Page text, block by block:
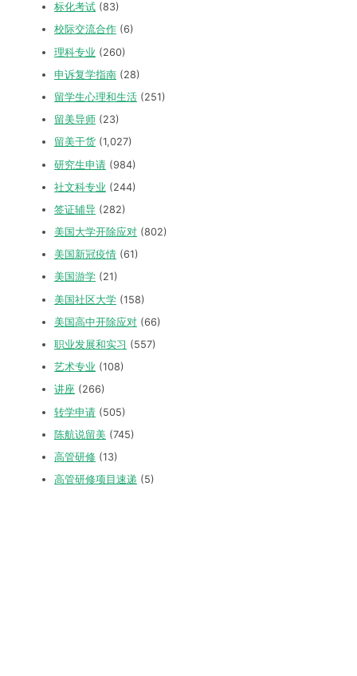
标化考试 (83)
校际交流合作 (6)
理科专业 (260)
申诉复学指南 (28)
留学生心理和生活 (251)
留美导师 (23)
留美干货 (1,027)
研究生申请 (984)
社文科专业 (244)
签证辅导 (282)
美国大学开除应对 (802)
美国新冠疫情 (61)
美国游学 (21)
美国社区大学 (158)
美国高中开除应对 (66)
职业发展和实习 (557)
艺术专业 (108)
讲座 (266)
转学申请 (505)
陈航说留美 (745)
高管研修 (13)
高管研修项目速递 (5)